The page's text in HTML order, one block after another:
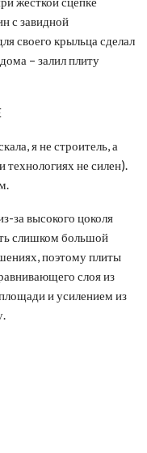
с завидной
своего крыльца сделал
– залил плиту
я не строитель, а
не силен).
за высокого цоколя
слишком большой
поэтому плиты
слоя из
и усилением из